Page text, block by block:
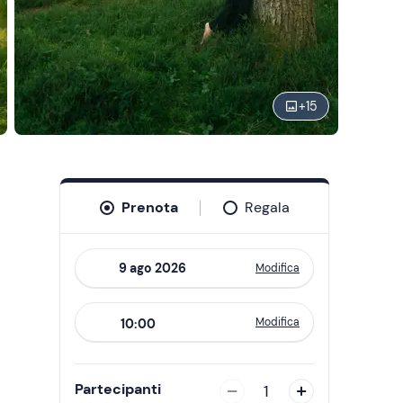
+15
Prenota Regala
forward
to
interact
with
Modifica
10:00 Modifica
Partecipanti 1